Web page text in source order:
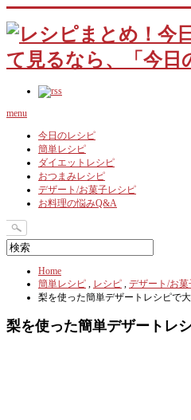
menu
今日のレシピ
簡単レシピ
ダイエットレシピ
おつまみレシピ
デザート/お菓子レシピ
お料理の悩みQ&A
Home
簡単レシピ , レシピ , デザート/お
梨を使った簡単デザートレシピで
梨を使った簡単デザートレ